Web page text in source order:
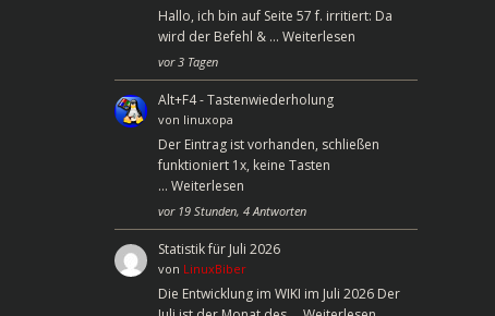
Hallo, ich bin auf Seite 57 f. irritiert: Da
wird der Befehl & … Weiterlesen
vor 3 Tagen
Alt+F4 - Tastenwiederholung
von linuxopa
Der Eintrag ist vorhanden, schließen
funktioniert 1x, keine Tasten
… Weiterlesen
vor 19 Stunden, 4 Antworten
Statistik für Juli 2026
von LinuxBiber
Die Entwicklung im WIKI im Juli 2026 Der